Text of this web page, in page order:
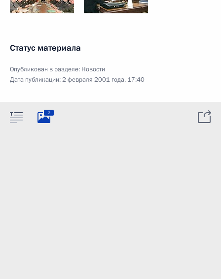
Статус материала
Опубликован в разделе: Новости
Дата публикации:2 февраля 2001 года, 17:40
2